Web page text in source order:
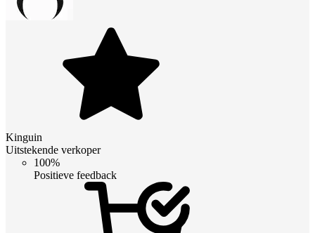
Kinguin
Uitstekende verkoper
100%
Positieve feedback